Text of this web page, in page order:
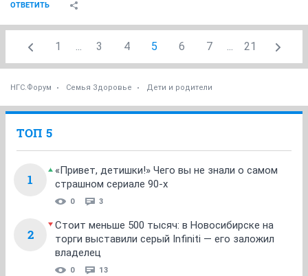
ОТВЕТИТЬ
1 ... 3 4 5 6 7 ... 21
НГС.Форум Семья Здоровье Дети и родители
ТОП 5
1
«Привет, детишки!» Чего вы не знали о самом
страшном сериале 90-х
0 3
2
Стоит меньше 500 тысяч: в Новосибирске на
торги выставили серый Infiniti — его заложил
владелец
0 13